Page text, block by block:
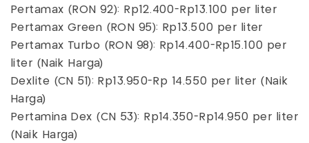
Pertamax (RON 92): Rp12.400-Rp13.100 per liter
Pertamax Green (RON 95): Rp13.500 per liter
Pertamax Turbo (RON 98): Rp14.400-Rp15.100 per
liter (Naik Harga)
Dexlite (CN 51): Rp13.950-Rp 14.550 per liter (Naik
Harga)
Pertamina Dex (CN 53): Rp14.350-Rp14.950 per liter
(Naik Harga)